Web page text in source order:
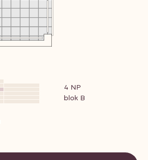
4 NP
blok B